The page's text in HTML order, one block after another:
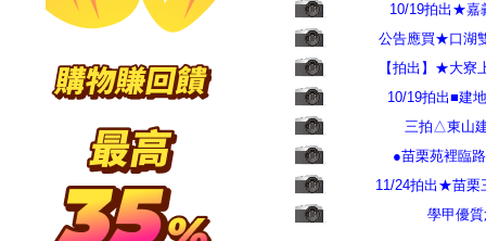
10/19拍出★嘉
公告應買★口湖
【拍出】★大寮
10/19拍出■建
三拍△東山
●苗栗苑裡臨
11/24拍出★苗栗
學甲優